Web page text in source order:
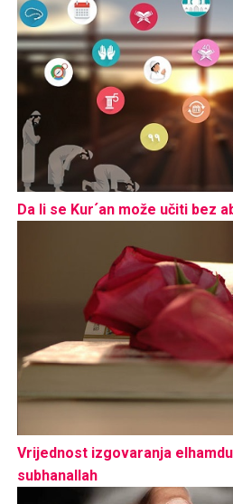
Da li se Kur´an može učiti bez
Vrijednost izgovaranja
subhanallah